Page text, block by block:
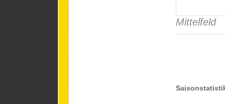
Mittelfeld